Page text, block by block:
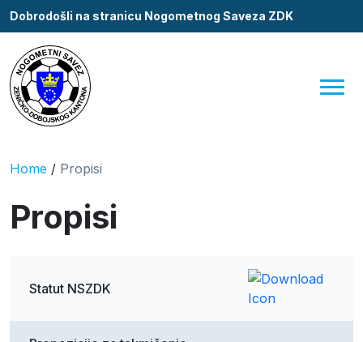
Dobrodošli na stranicu Nogometnog Saveza ZDK
Home / Propisi
Propisi
Statut NSZDK